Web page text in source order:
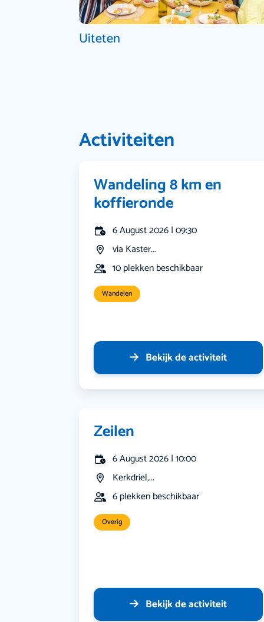
Uiteten
Activiteiten
Wandeling 8 km en
koffieronde
6 August 2026 | 09:30
via Kaster...
10 plekken beschikbaar
Wandelen
Bekijk de activiteit
Zeilen
6 August 2026 | 10:00
Kerkdriel,...
6 plekken beschikbaar
Overig
Bekijk de activiteit